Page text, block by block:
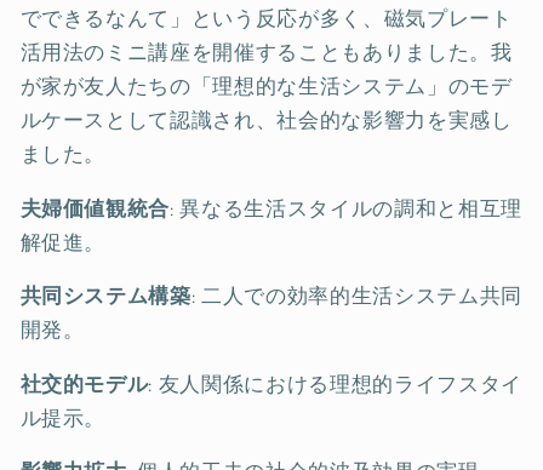
でできるなんて」という反応が多く、磁気プレート
活用法のミニ講座を開催することもありました。我
が家が友人たちの「理想的な生活システム」のモデ
ルケースとして認識され、社会的な影響力を実感し
ました。
夫婦価値観統合: 異なる生活スタイルの調和と相互理
解促進。
共同システム構築: 二人での効率的生活システム共同
開発。
社交的モデル: 友人関係における理想的ライフスタイ
ル提示。